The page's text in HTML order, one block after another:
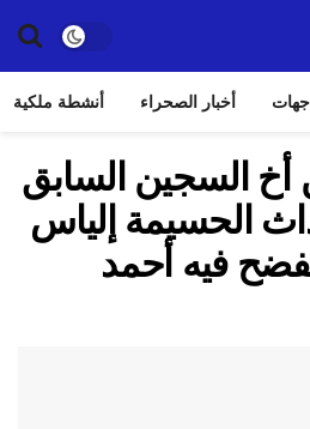
جهات أخبار الصحراء أنشطة ملكية
أخ السجين السابق
الحسيمة إلياس
فيه أحمد